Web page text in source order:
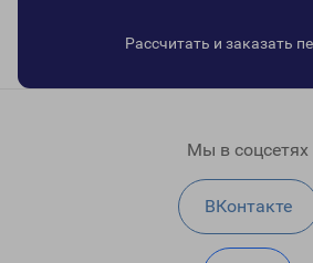
Рассчитать и заказать
Мы в соцсетях
ВКонтакте